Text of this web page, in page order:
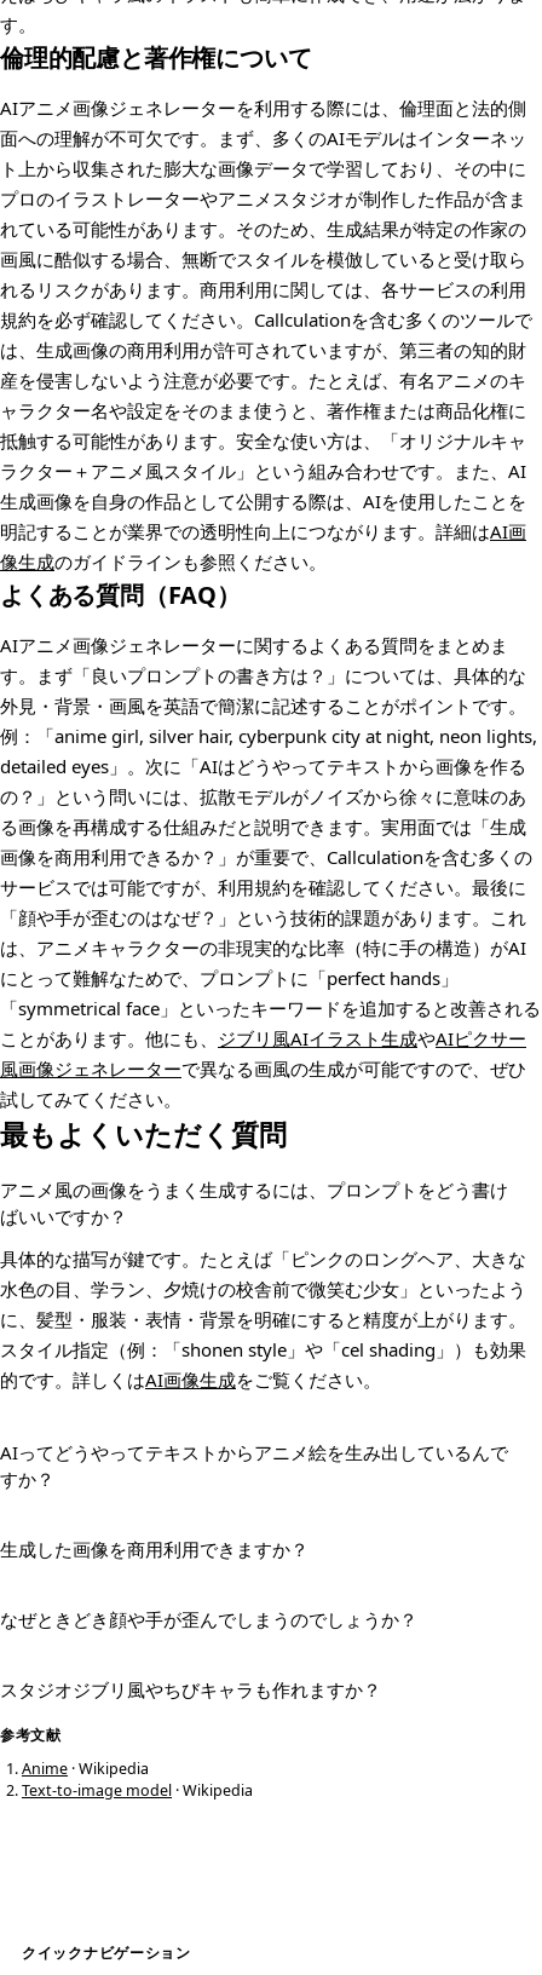
す。
倫理的配慮と著作権について
AIアニメ画像ジェネレーターを利用する際には、倫理面と法的側
面への理解が不可欠です。まず、多くのAIモデルはインターネッ
ト上から収集された膨大な画像データで学習しており、その中に
プロのイラストレーターやアニメスタジオが制作した作品が含ま
れている可能性があります。そのため、生成結果が特定の作家の
画風に酷似する場合、無断でスタイルを模倣していると受け取ら
れるリスクがあります。商用利用に関しては、各サービスの利用
規約を必ず確認してください。Callculationを含む多くのツールで
は、生成画像の商用利用が許可されていますが、第三者の知的財
産を侵害しないよう注意が必要です。たとえば、有名アニメのキ
ャラクター名や設定をそのまま使うと、著作権または商品化権に
抵触する可能性があります。安全な使い方は、「オリジナルキャ
ラクター＋アニメ風スタイル」という組み合わせです。また、AI
生成画像を自身の作品として公開する際は、AIを使用したことを
明記することが業界での透明性向上につながります。詳細はAI画
像生成のガイドラインも参照ください。
よくある質問（FAQ）
AIアニメ画像ジェネレーターに関するよくある質問をまとめま
す。まず「良いプロンプトの書き方は？」については、具体的な
外見・背景・画風を英語で簡潔に記述することがポイントです。
例：「anime girl, silver hair, cyberpunk city at night, neon lights,
detailed eyes」。次に「AIはどうやってテキストから画像を作る
の？」という問いには、拡散モデルがノイズから徐々に意味のあ
る画像を再構成する仕組みだと説明できます。実用面では「生成
画像を商用利用できるか？」が重要で、Callculationを含む多くの
サービスでは可能ですが、利用規約を確認してください。最後に
「顔や手が歪むのはなぜ？」という技術的課題があります。これ
は、アニメキャラクターの非現実的な比率（特に手の構造）がAI
にとって難解なためで、プロンプトに「perfect hands」
「symmetrical face」といったキーワードを追加すると改善される
ことがあります。他にも、 ジブリ風AIイラスト生成やAIピクサー
風画像ジェネレーターで異なる画風の生成が可能ですので、ぜひ
試してみてください。
最もよくいただく質問
アニメ風の画像をうまく生成するには、プロンプトをどう書け
ばいいですか？
具体的な描写が鍵です。たとえば「ピンクのロングヘア、大きな
水色の目、学ラン、夕焼けの校舎前で微笑む少女」といったよう
に、髪型・服装・表情・背景を明確にすると精度が上がります。
スタイル指定（例：「shonen style」や「cel shading」）も効果
的です。詳しくはAI画像生成をご覧ください。
AIってどうやってテキストからアニメ絵を生み出しているんで
すか？
生成した画像を商用利用できますか？
なぜときどき顔や手が歪んでしまうのでしょうか？
スタジオジブリ風やちびキャラも作れますか？
参考文献
Anime · Wikipedia
Text-to-image model · Wikipedia
クイックナビゲーション